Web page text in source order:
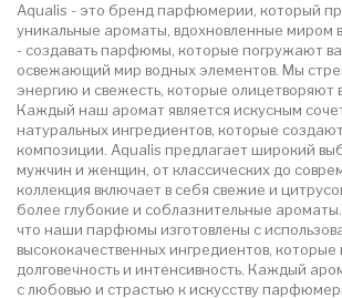
Aqualis - это бренд парфюмерии, который
уникальные ароматы, вдохновленные миром
- создавать парфюмы, которые погружают
освежающий мир водных элементов. Мы
энергию и свежесть, которые олицетворяют
Каждый наш аромат является искусным
натуральных ингредиентов, которые
композиции. Aqualis предлагает широкий
мужчин и женщин, от классических до
коллекция включает в себя свежие и
более глубокие и соблазнительные
что наши парфюмы изготовлены с
высококачественных ингредиентов,
долговечность и интенсивность. Каждый
с любовью и страстью к искусству